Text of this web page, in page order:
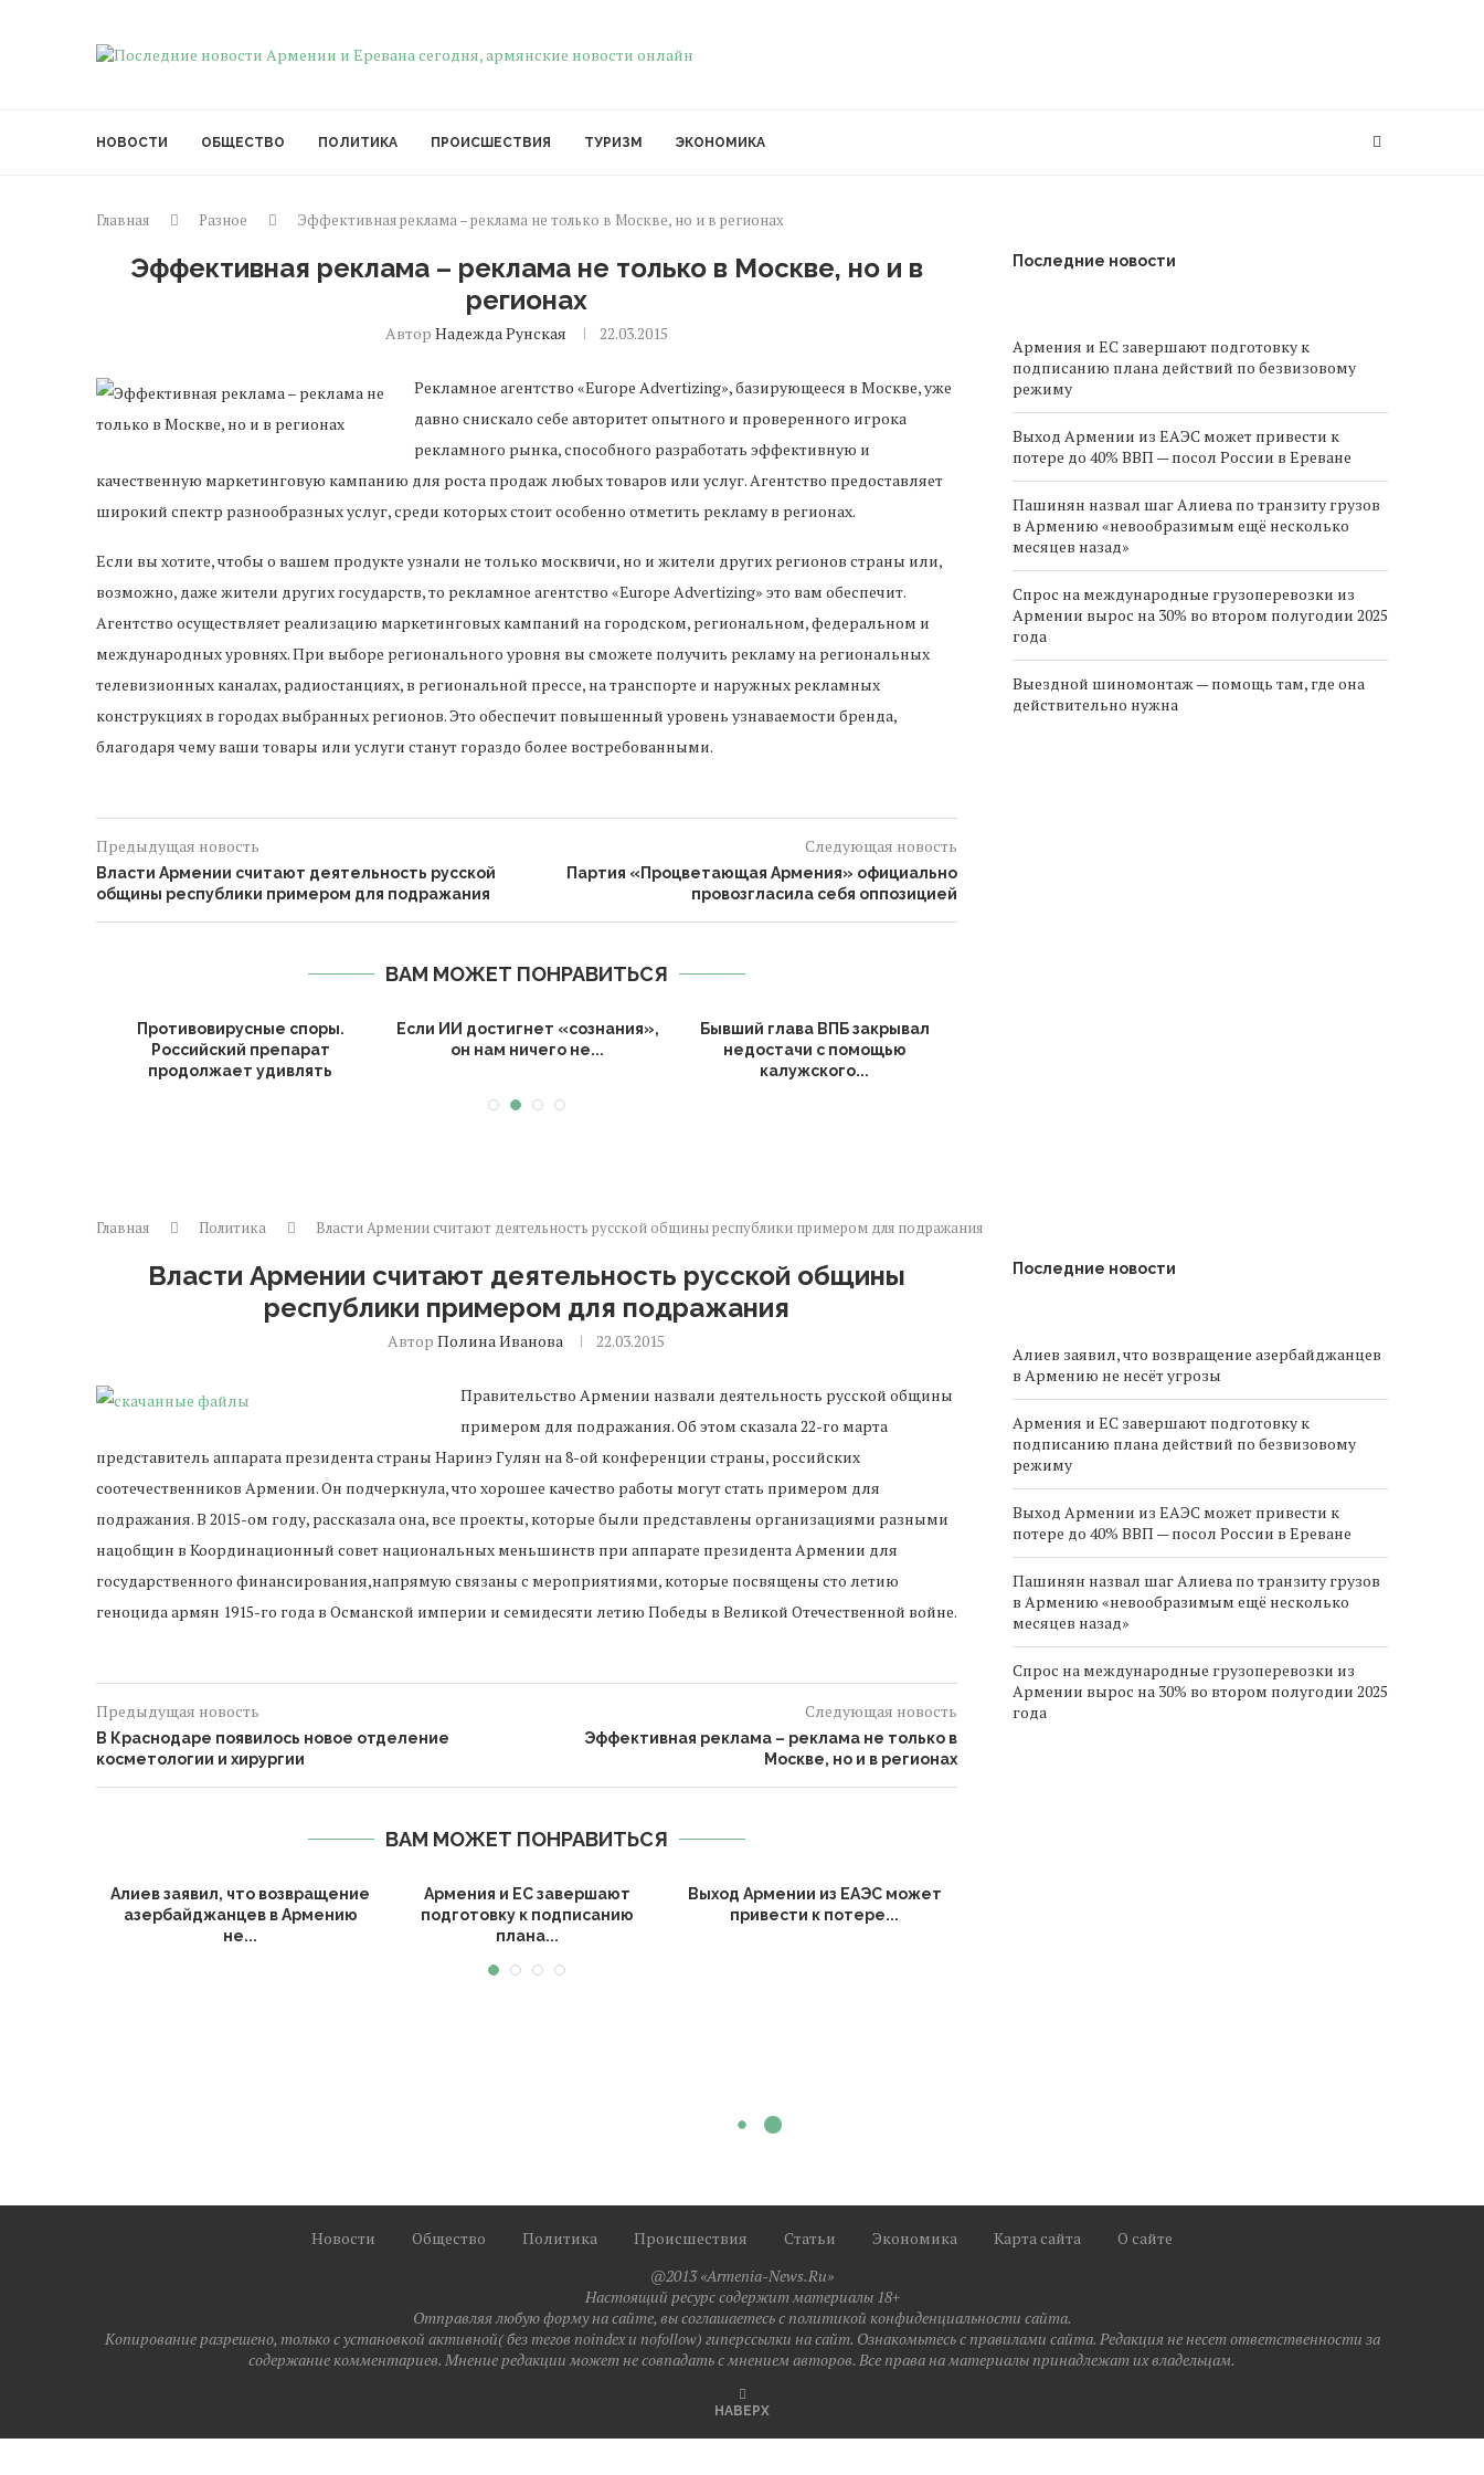
НОВОСТИ ОБЩЕСТВО ПОЛИТИКА ПРОИСШЕСТВИЯ ТУРИЗМ ЭКОНОМИКА
Главная Разное Эффективная реклама – реклама не только в Москве, но и в регионах
Эффективная реклама – реклама не только в Москве, но и в
регионах
Автор Надежда Рунская 22.03.2015
Рекламное агентство «Europe Advertizing», базирующееся в Москве, уже
давно снискало себе авторитет опытного и проверенного игрока
рекламного рынка, способного разработать эффективную и
качественную маркетинговую кампанию для роста продаж любых товаров или услуг. Агентство предоставляет
широкий спектр разнообразных услуг, среди которых стоит особенно отметить рекламу в регионах.
Если вы хотите, чтобы о вашем продукте узнали не только москвичи, но и жители других регионов страны или,
возможно, даже жители других государств, то рекламное агентство «Europe Advertizing» это вам обеспечит.
Агентство осуществляет реализацию маркетинговых кампаний на городском, региональном, федеральном и
международных уровнях. При выборе регионального уровня вы сможете получить рекламу на региональных
телевизионных каналах, радиостанциях, в региональной прессе, на транспорте и наружных рекламных
конструкциях в городах выбранных регионов. Это обеспечит повышенный уровень узнаваемости бренда,
благодаря чему ваши товары или услуги станут гораздо более востребованными.
Предыдущая новость
Власти Армении считают деятельность русской
общины республики примером для подражания
Следующая новость
Партия «Процветающая Армения» официально
провозгласила себя оппозицией
ВАМ МОЖЕТ ПОНРАВИТЬСЯ
Противовирусные споры.
Российский препарат
продолжает удивлять
Если ИИ достигнет «сознания»,
он нам ничего не...
Бывший глава ВПБ закрывал
недостачи с помощью
калужского...
В Армении временно закрыты
Последние новости
Армения и ЕС завершают подготовку к
подписанию плана действий по безвизовому
режиму
Выход Армении из ЕАЭС может привести к
потере до 40% ВВП — посол России в Ереване
Пашинян назвал шаг Алиева по транзиту грузов
в Армению «невообразимым ещё несколько
месяцев назад»
Спрос на международные грузоперевозки из
Армении вырос на 30% во втором полугодии 2025
года
Выездной шиномонтаж — помощь там, где она
действительно нужна
Главная Политика Власти Армении считают деятельность русской общины республики примером для подражания
Власти Армении считают деятельность русской общины
республики примером для подражания
АвторПолина Иванова 22.03.2015
Правительство Армении назвали деятельность русской общины
примером для подражания. Об этом сказала 22-го марта
представитель аппарата президента страны Наринэ Гулян на 8-ой конференции страны, российских
соотечественников Армении. Он подчеркнула, что хорошее качество работы могут стать примером для
подражания. В 2015-ом году, рассказала она, все проекты, которые были представлены организациями разными
нацобщин в Координационный совет национальных меньшинств при аппарате президента Армении для
государственного финансирования,напрямую связаны с мероприятиями, которые посвящены сто летию
геноцида армян 1915-го года в Османской империи и семидесяти летию Победы в Великой Отечественной войне.
Предыдущая новость
В Краснодаре появилось новое отделение
косметологии и хирургии
Следующая новость
Эффективная реклама – реклама не только в
Москве, но и в регионах
ВАМ МОЖЕТ ПОНРАВИТЬСЯ
Алиев заявил, что возвращение
азербайджанцев в Армению
не...
Армения и ЕС завершают
подготовку к подписанию
плана...
Выход Армении из ЕАЭС может
привести к потере...
Последние новости
Алиев заявил, что возвращение азербайджанцев
в Армению не несёт угрозы
Армения и ЕС завершают подготовку к
подписанию плана действий по безвизовому
режиму
Выход Армении из ЕАЭС может привести к
потере до 40% ВВП — посол России в Ереване
Пашинян назвал шаг Алиева по транзиту грузов
в Армению «невообразимым ещё несколько
месяцев назад»
Спрос на международные грузоперевозки из
Армении вырос на 30% во втором полугодии 2025
года
Новости Общество Политика Происшествия Статьи Экономика Карта сайта
О сайте
@2013 «Armenia-News.Ru»
Настоящий ресурс содержит материалы 18+
Отправляя любую форму на сайте, вы соглашаетесь с политикой конфиденциальности сайта.
Копирование разрешено, только с установкой активной( без тегов noindex и nofollow) гиперссылки на сайт. Ознакомьтесь с правилами сайта. Редакция не несет ответственности за
содержание комментариев. Мнение редакции может не совпадать с мнением авторов. Все права на материалы принадлежат их владельцам.
НАВЕРХ